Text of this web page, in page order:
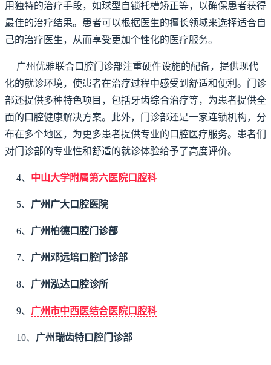
用独特的治疗手段，如球型自锁托槽矫正等，以确保患者获得
最佳的治疗结果。患者可以根据医生的擅长领域来选择适合自
己的治疗医生，从而享受更加个性化的医疗服务。
广州优雅联合口腔门诊部注重硬件设施的配备，提供现代
化的就诊环境，使患者在治疗过程中感受到舒适和便利。门诊
部还提供多种特色项目，包括牙齿综合治疗等，为患者提供全
面的口腔健康解决方案。此外，门诊部还是一家连锁机构，分
布在多个地区，为更多患者提供专业的口腔医疗服务。患者们
对门诊部的专业性和舒适的就诊体验给予了高度评价。
4、 中山大学附属第六医院口腔科
5、 广州广大口腔医院
6、 广州柏德口腔门诊部
7、 广州邓远培口腔门诊部
8、 广州泓达口腔诊所
9、 广州市中西医结合医院口腔科
10、 广州瑞齿特口腔门诊部